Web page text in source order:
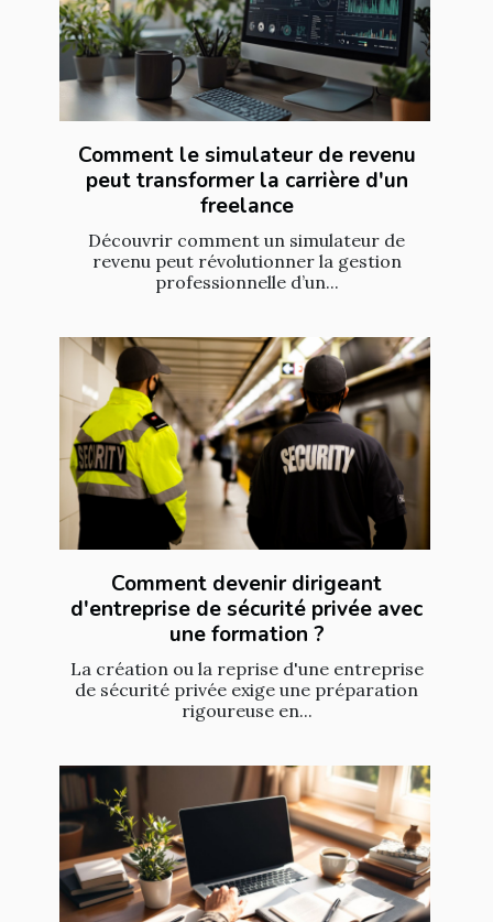
Comment le simulateur de revenu
peut transformer la carrière d'un
freelance
Découvrir comment un simulateur de
revenu peut révolutionner la gestion
professionnelle d’un...
Comment devenir dirigeant
d'entreprise de sécurité privée avec
une formation ?
La création ou la reprise d'une entreprise
de sécurité privée exige une préparation
rigoureuse en...